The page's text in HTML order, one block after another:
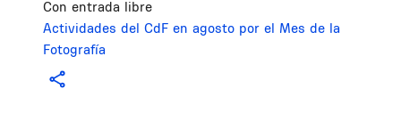
Con entrada libre
Actividades del CdF en agosto por el Mes de la
Fotografía